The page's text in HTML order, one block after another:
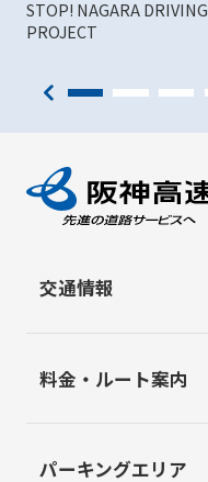
STOP! NAGARA DRIVING
PROJECT
交通情報
料金・ルート案内
パーキングエリア